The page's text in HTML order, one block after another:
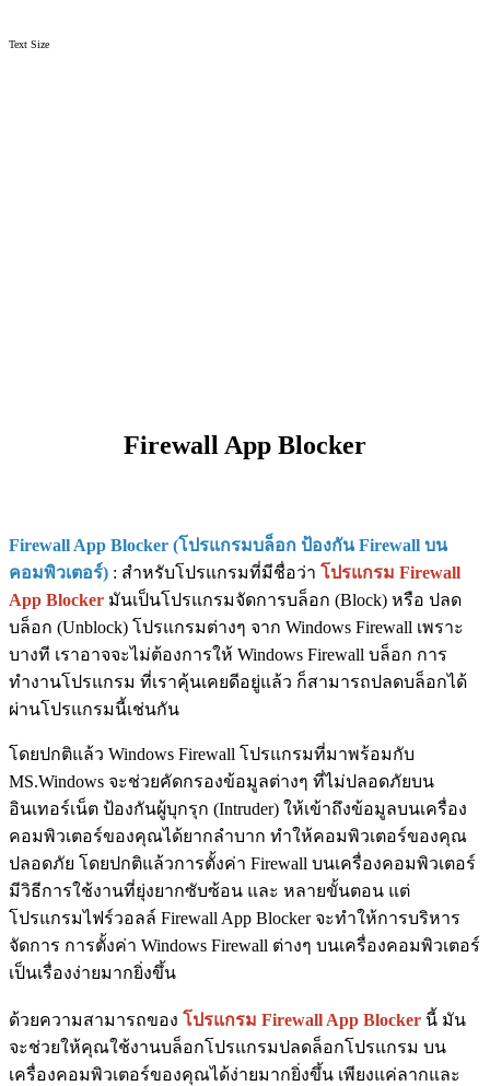
Text Size
Firewall App Blocker
Firewall App Blocker (โปรแกรมบล็อก ป้องกัน Firewall บน
คอมพิวเตอร์) : สำหรับโปรแกรมที่มีชื่อว่า โปรแกรม Firewall
App Blocker มันเป็นโปรแกรมจัดการบล็อก (Block) หรือ ปลด
บล็อก (Unblock) โปรแกรมต่างๆ จาก Windows Firewall เพราะ
บางที เราอาจจะไม่ต้องการให้ Windows Firewall บล็อก การ
ทำงานโปรแกรม ที่เราคุ้นเคยดีอยู่แล้ว ก็สามารถปลดบล็อกได้
ผ่านโปรแกรมนี้เช่นกัน
โดยปกติแล้ว Windows Firewall โปรแกรมที่มาพร้อมกับ
MS.Windows จะช่วยคัดกรองข้อมูลต่างๆ ที่ไม่ปลอดภัยบน
อินเทอร์เน็ต ป้องกันผู้บุกรุก (Intruder) ให้เข้าถึงข้อมูลบนเครื่อง
คอมพิวเตอร์ของคุณได้ยากลำบาก ทำให้คอมพิวเตอร์ของคุณ
ปลอดภัย โดยปกติแล้วการตั้งค่า Firewall บนเครื่องคอมพิวเตอร์
มีวิธีการใช้งานที่ยุ่งยากซับซ้อน และ หลายขั้นตอน แต่
โปรแกรมไฟร์วอลล์ Firewall App Blocker จะทำให้การบริหาร
จัดการ การตั้งค่า Windows Firewall ต่างๆ บนเครื่องคอมพิวเตอร์
เป็นเรื่องง่ายมากยิ่งขึ้น
ด้วยความสามารถของ โปรแกรม Firewall App Blocker นี้ มัน
จะช่วยให้คุณใช้งานบล็อกโปรแกรมปลดล็อกโปรแกรม บน
เครื่องคอมพิวเตอร์ของคุณได้ง่ายมากยิ่งขึ้น เพียงแค่ลากและ